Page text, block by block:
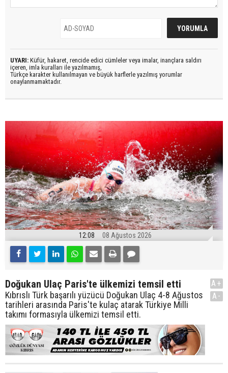
UYARI: Küfür, hakaret, rencide edici cümleler veya imalar, inançlara saldırı
içeren, imla kuralları ile yazılmamış,
Türkçe karakter kullanılmayan ve büyük harflerle yazılmış yorumlar
onaylanmamaktadır.
12:08 08 Ağustos 2026
Doğukan Ulaç Paris'te ülkemizi temsil etti
Kıbrıslı Türk başarılı yüzücü Doğukan Ulaç 4-8 Ağustos
tarihleri arasında Paris'te kulaç atarak Türkiye Milli
takımı formasıyla ülkemizi temsil etti.
A+
A-